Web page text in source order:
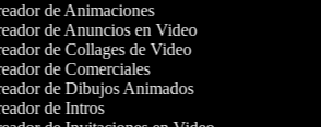
de Animaciones
de Anuncios en Video
de Collages de Video
de Comerciales
de Dibujos Animados
de Intros